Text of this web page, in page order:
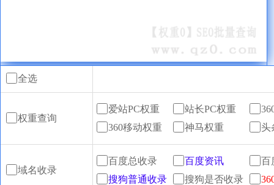
全选
权重查询
爱站PC权重 站长PC权重
360移动权重
神马权重 头
域名收录
百度总收录 百度资讯
百
搜狗普通收录
搜狗是否收录